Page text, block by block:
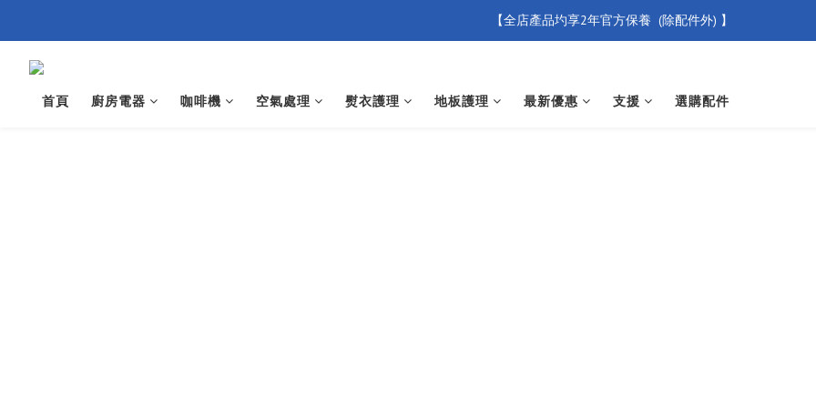
【買滿 $500 免運費】
【全店產品圴享2年官方保養  (除配件外) 】
【買滿 $500 免運費】
首頁 廚房電器 咖啡機 空氣處理 熨衣護理 地板護理 最新優惠 支援 選購配件